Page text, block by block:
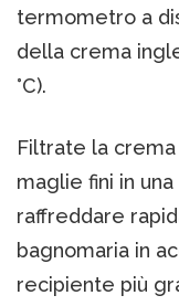
termometro a
della crema
°C).
Filtrate la
maglie fini in
raffreddare
bagnomaria in
recipiente più